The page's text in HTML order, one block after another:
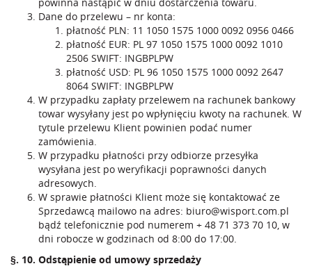
Dane do przelewu – nr konta:
płatność PLN: 11 1050 1575 1000 0092 0956 0466
płatność EUR: PL 97 1050 1575 1000 0092 1010
2506 SWIFT: INGBPLPW
płatność USD: PL 96 1050 1575 1000 0092 2647
8064 SWIFT: INGBPLPW
W przypadku zapłaty przelewem na rachunek bankowy
towar wysyłany jest po wpłynięciu kwoty na rachunek. W
tytule przelewu Klient powinien podać numer
zamówienia.
W przypadku płatności przy odbiorze przesyłka
wysyłana jest po weryfikacji poprawności danych
adresowych.
W sprawie płatności Klient może się kontaktować ze
Sprzedawcą mailowo na adres: biuro@wisport.com.pl
bądź telefonicznie pod numerem + 48 71 373 70 10, w
dni robocze w godzinach od 8:00 do 17:00.
§. 10. Odstąpienie od umowy sprzedaży